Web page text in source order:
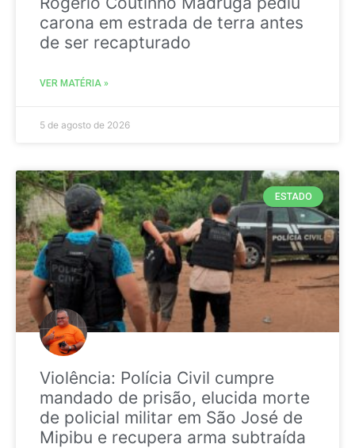
carona em estrada de terra antes
de ser recapturado
VER MATÉRIA »
5 de agosto de 2026
ESTADO
Violência: Polícia Civil cumpre
mandado de prisão, elucida morte
de policial militar em São José de
Mipibu e recupera arma subtraída